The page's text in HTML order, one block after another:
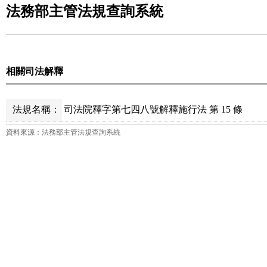
法務部主管法規查詢系統
相關司法解釋
法規名稱： 司法院釋字第七四八號解釋施行法 第 15 條
資料來源：法務部主管法規查詢系統